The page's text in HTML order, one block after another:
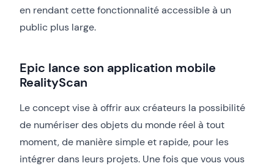
en rendant cette fonctionnalité accessible à un
public plus large.
Epic lance son application mobile
RealityScan
Le concept vise à offrir aux créateurs la possibilité
de numériser des objets du monde réel à tout
moment, de manière simple et rapide, pour les
intégrer dans leurs projets. Une fois que vous vous